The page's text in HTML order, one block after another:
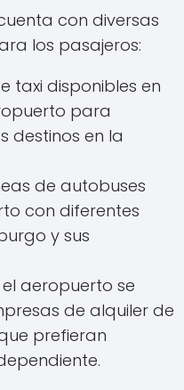
con diversas
los pasajeros:
taxi disponibles en
para
destinos en la
de autobuses
con diferentes
y sus
el aeropuerto se
de alquiler de
prefieran